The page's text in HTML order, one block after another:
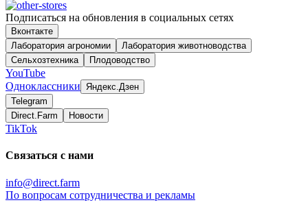
Подписаться на обновления в социальных сетях
Вконтакте
Лаборатория агрономии
Лаборатория животноводства
Сельхозтехника
Плодоводство
YouTube
Одноклассники Яндекс.Дзен
Telegram
Direct.Farm
Новости
TikTok
Связаться с нами
info@direct.farm
По вопросам сотрудничества и рекламы